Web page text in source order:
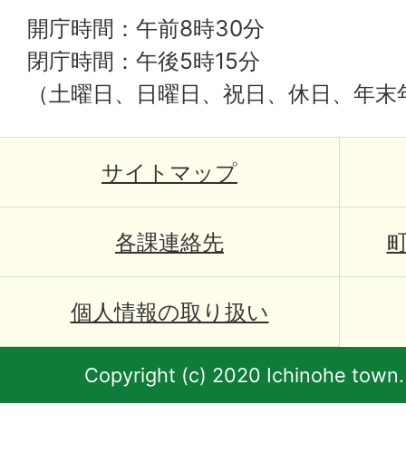
開庁時間：午前8時30分
閉庁時間：午後5時15分
（土曜日、日曜日、祝日、休日、年
サイトマップ
各課連絡先
個人情報の取り扱い
Copyright (c) 2020 Ichinohe